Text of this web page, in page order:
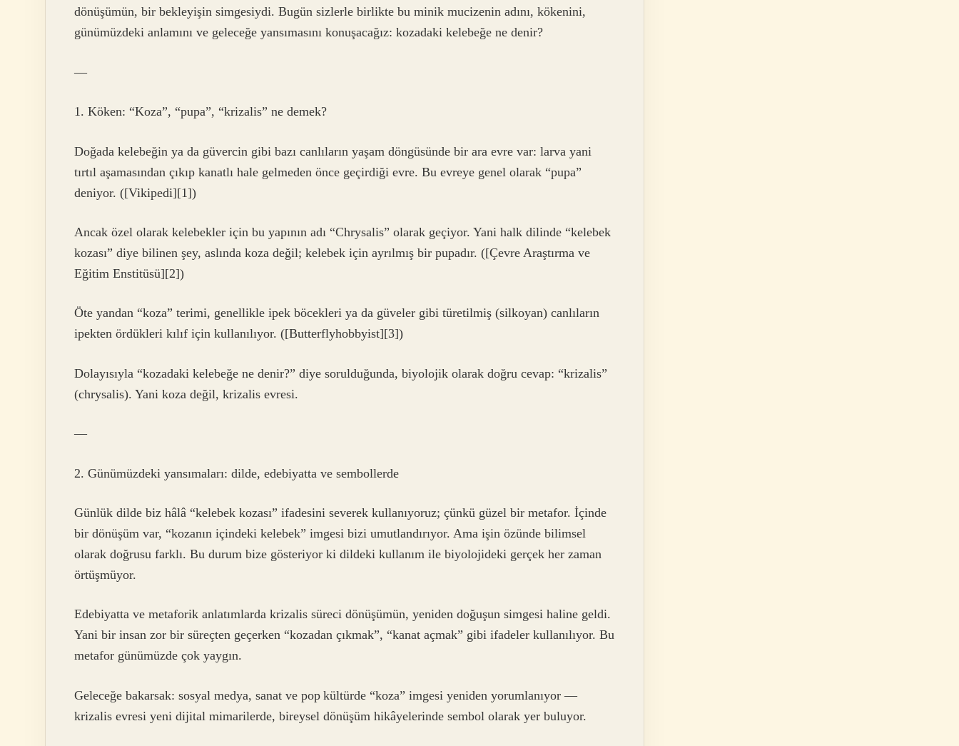
dönüşümün, bir bekleyişin simgesiydi. Bugün sizlerle birlikte bu minik mucizenin adını, kökenini,
günümüzdeki anlamını ve geleceğe yansımasını konuşacağız: kozadaki kelebeğe ne denir?
—
1. Köken: “Koza”, “pupa”, “krizalis” ne demek?
Doğada kelebeğin ya da güvercin gibi bazı canlıların yaşam döngüsünde bir ara evre var: larva yani
tırtıl aşamasından çıkıp kanatlı hale gelmeden önce geçirdiği evre. Bu evreye genel olarak “pupa”
deniyor. ([Vikipedi][1])
Ancak özel olarak kelebekler için bu yapının adı “Chrysalis” olarak geçiyor. Yani halk dilinde “kelebek
kozası” diye bilinen şey, aslında koza değil; kelebek için ayrılmış bir pupadır. ([Çevre Araştırma ve
Eğitim Enstitüsü][2])
Öte yandan “koza” terimi, genellikle ipek böcekleri ya da güveler gibi türetilmiş (silkoyan) canlıların
ipekten ördükleri kılıf için kullanılıyor. ([Butterflyhobbyist][3])
Dolayısıyla “kozadaki kelebeğe ne denir?” diye sorulduğunda, biyolojik olarak doğru cevap: “krizalis”
(chrysalis). Yani koza değil, krizalis evresi.
—
2. Günümüzdeki yansımaları: dilde, edebiyatta ve sembollerde
Günlük dilde biz hâlâ “kelebek kozası” ifadesini severek kullanıyoruz; çünkü güzel bir metafor. İçinde
bir dönüşüm var, “kozanın içindeki kelebek” imgesi bizi umutlandırıyor. Ama işin özünde bilimsel
olarak doğrusu farklı. Bu durum bize gösteriyor ki dildeki kullanım ile biyolojideki gerçek her zaman
örtüşmüyor.
Edebiyatta ve metaforik anlatımlarda krizalis süreci dönüşümün, yeniden doğuşun simgesi haline geldi.
Yani bir insan zor bir süreçten geçerken “kozadan çıkmak”, “kanat açmak” gibi ifadeler kullanılıyor. Bu
metafor günümüzde çok yaygın.
Geleceğe bakarsak: sosyal medya, sanat ve pop kültürde “koza” imgesi yeniden yorumlanıyor —
krizalis evresi yeni dijital mimarilerde, bireysel dönüşüm hikâyelerinde sembol olarak yer buluyor.